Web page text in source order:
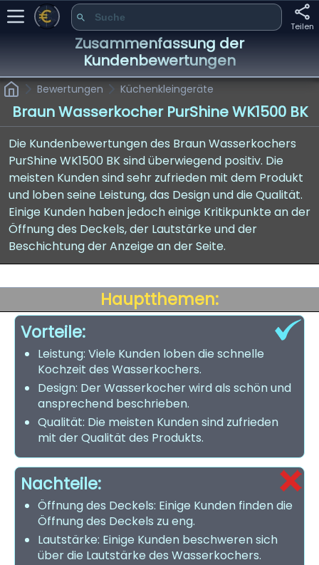
Teilen
Zusammenfassung der
Kundenbewertungen
Bewertungen Küchenkleingeräte
Braun Wasserkocher PurShine WK1500 BK
Die Kundenbewertungen des Braun Wasserkochers
PurShine WK1500 BK sind überwiegend positiv. Die
meisten Kunden sind sehr zufrieden mit dem Produkt
und loben seine Leistung, das Design und die Qualität.
Einige Kunden haben jedoch einige Kritikpunkte an der
Öffnung des Deckels, der Lautstärke und der
Beschichtung der Anzeige an der Seite.
Hauptthemen:
Vorteile:
Leistung: Viele Kunden loben die schnelle
Kochzeit des Wasserkochers.
Design: Der Wasserkocher wird als schön und
ansprechend beschrieben.
Qualität: Die meisten Kunden sind zufrieden
mit der Qualität des Produkts.
Nachteile:
Öffnung des Deckels: Einige Kunden finden die
Öffnung des Deckels zu eng.
Lautstärke: Einige Kunden beschweren sich
über die Lautstärke des Wasserkochers.